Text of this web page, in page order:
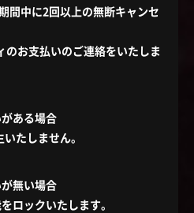
間中に2回以上の無断キャンセ
お支払いのご連絡をいたしま
ある場合
たしません。
無い場合
ロックいたします。